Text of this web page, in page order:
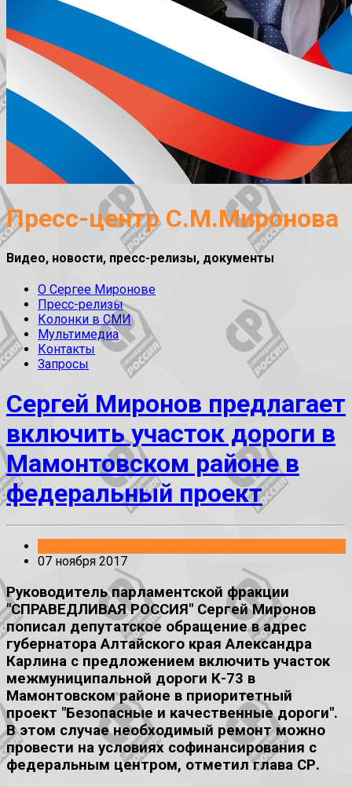
Пресс-центр С.М.Миронова
Видео, новости, пресс-релизы, документы
О Сергее Миронове
Пресс-релизы
Колонки в СМИ
Мультимедиа
Контакты
Запросы
Сергей Миронов предлагает
включить участок дороги в
Мамонтовском районе в
федеральный проект
07 ноября 2017
Руководитель парламентской фракции
"СПРАВЕДЛИВАЯ РОССИЯ" Сергей Миронов
пописал депутатское обращение в адрес
губернатора Алтайского края Александра
Карлина с предложением включить участок
межмуниципальной дороги К-73 в
Мамонтовском районе в приоритетный
проект "Безопасные и качественные дороги".
В этом случае необходимый ремонт можно
провести на условиях софинансирования с
федеральным центром, отметил глава СР.